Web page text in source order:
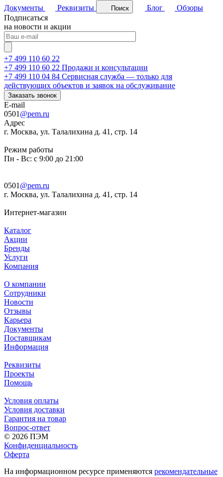
Документы
Реквизиты Поиск Блог
Обзоры
Подписаться
на новости и акции
+7 499 110 60 22
+7 499 110 60 22 Продажи и консультации
+7 499 110 04 84 Сервисная служба — только для
действующих объектов и заявок на обслуживание
Заказать звонок
E-mail
0501 @pem.ru
Адрес
г. Москва, ул. Талалихина д. 41, стр. 14
Режим работы
Пн - Вс: с 9:00 до 21:00
0501 @pem.ru
г. Москва, ул. Талалихина д. 41, стр. 14
Интернет-магазин
Каталог
Акции
Бренды
Услуги
Компания
О компании
Сотрудники
Новости
Отзывы
Карьера
Документы
Поставщикам
Информация
Реквизиты
Проекты
Помощь
Условия оплаты
Условия доставки
Гарантия на товар
Вопрос-ответ
© 2026 ПЭМ
Конфиденциальность
Оферта
На информационном ресурсе применяются рекомендательные